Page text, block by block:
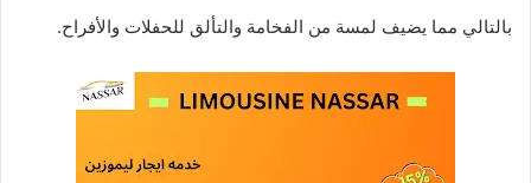
بالتالي مما يضيف لمسة من الفخامة والتألق للحفلات والأفراح.